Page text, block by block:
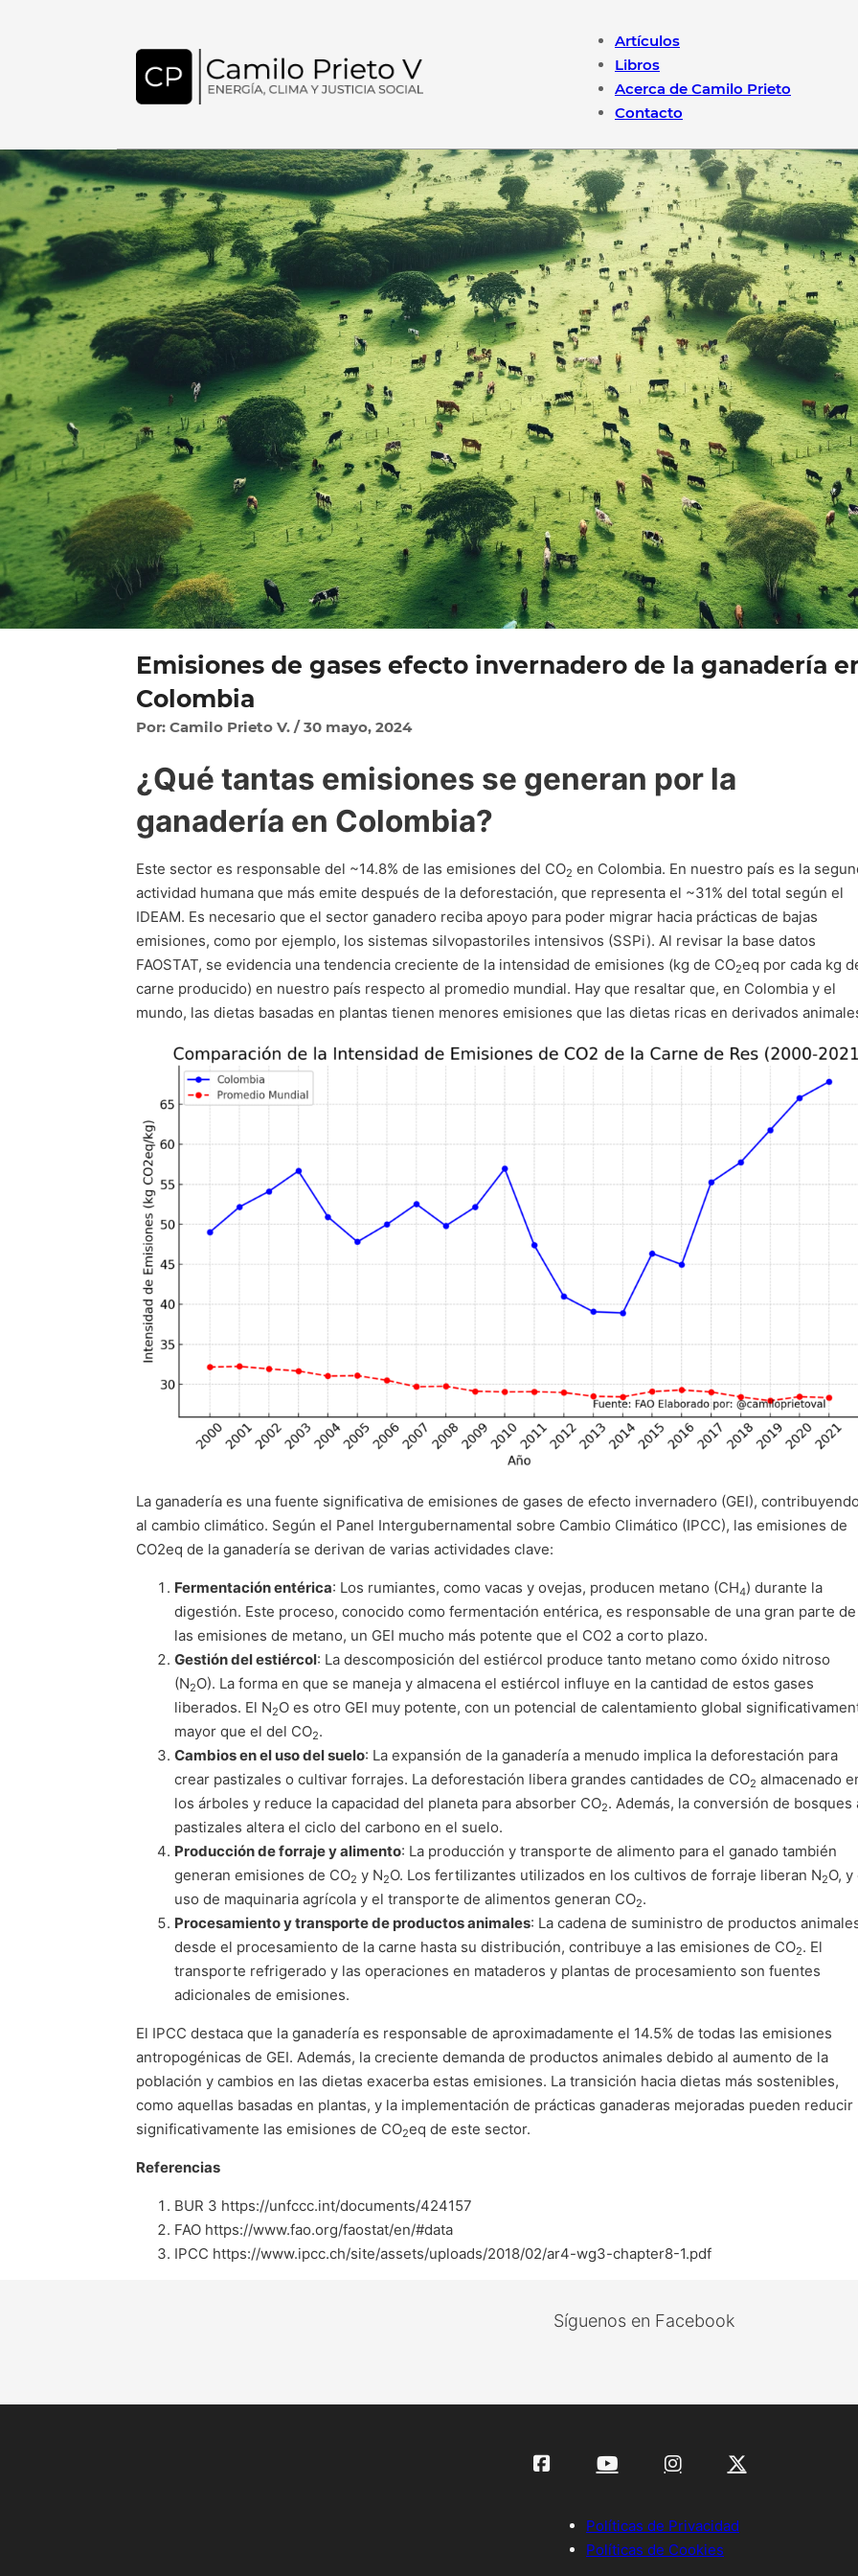
Artículos
Libros
Acerca de Camilo Prieto
Contacto
Emisiones de gases efecto invernadero de la ganadería
Colombia
Por: Camilo Prieto V. / 30 mayo, 2024
¿Qué tantas emisiones se generan por la
ganadería en Colombia?
Este sector es responsable del ~14.8% de las emisiones del CO2 en Colombia. En nuestro país es la
actividad humana que más emite después de la deforestación, que representa el ~31% del total según el
IDEAM. Es necesario que el sector ganadero reciba apoyo para poder migrar hacia prácticas de bajas
emisiones, como por ejemplo, los sistemas silvopastoriles intensivos (SSPi). Al revisar la base datos
FAOSTAT, se evidencia una tendencia creciente de la intensidad de emisiones (kg de CO2eq por cada kg
carne producido) en nuestro país respecto al promedio mundial. Hay que resaltar que, en Colombia y el
mundo, las dietas basadas en plantas tienen menores emisiones que las dietas ricas en derivados
La ganadería es una fuente significativa de emisiones de gases de efecto invernadero (GEI),
al cambio climático. Según el Panel Intergubernamental sobre Cambio Climático (IPCC), las emisiones de
CO2eq de la ganadería se derivan de varias actividades clave:
Fermentación entérica: Los rumiantes, como vacas y ovejas, producen metano (CH4) durante la
digestión. Este proceso, conocido como fermentación entérica, es responsable de una gran parte de
las emisiones de metano, un GEI mucho más potente que el CO2 a corto plazo.
Gestión del estiércol: La descomposición del estiércol produce tanto metano como óxido nitroso
(N2O). La forma en que se maneja y almacena el estiércol influye en la cantidad de estos gases
liberados. El N2O es otro GEI muy potente, con un potencial de calentamiento global
mayor que el del CO2.
Cambios en el uso del suelo: La expansión de la ganadería a menudo implica la deforestación para
crear pastizales o cultivar forrajes. La deforestación libera grandes cantidades de CO2 almacenado
los árboles y reduce la capacidad del planeta para absorber CO2. Además, la conversión de bosques
pastizales altera el ciclo del carbono en el suelo.
Producción de forraje y alimento: La producción y transporte de alimento para el ganado también
generan emisiones de CO2 y N2O. Los fertilizantes utilizados en los cultivos de forraje liberan N2O, y
uso de maquinaria agrícola y el transporte de alimentos generan CO2.
Procesamiento y transporte de productos animales: La cadena de suministro de productos
desde el procesamiento de la carne hasta su distribución, contribuye a las emisiones de CO2. El
transporte refrigerado y las operaciones en mataderos y plantas de procesamiento son fuentes
adicionales de emisiones.
El IPCC destaca que la ganadería es responsable de aproximadamente el 14.5% de todas las emisiones
antropogénicas de GEI. Además, la creciente demanda de productos animales debido al aumento de la
población y cambios en las dietas exacerba estas emisiones. La transición hacia dietas más sostenibles,
como aquellas basadas en plantas, y la implementación de prácticas ganaderas mejoradas pueden reducir
significativamente las emisiones de CO2eq de este sector.
Referencias
BUR 3 https://unfccc.int/documents/424157
FAO https://www.fao.org/faostat/en/#data
IPCC https://www.ipcc.ch/site/assets/uploads/2018/02/ar4-wg3-chapter8-1.pdf
Síguenos en Facebook
Políticas de Privacidad
Políticas de Cookies